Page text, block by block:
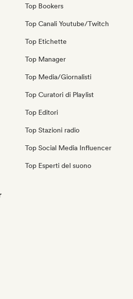
Top Bookers
Top Canali Youtube/Twitch
Top Etichette
Top Manager
Top Media/Giornalisti
Top Curatori di Playlist
Top Editori
Top Stazioni radio
Top Social Media Influencer
Top Esperti del suono